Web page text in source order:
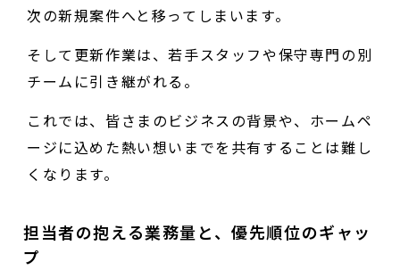
次の新規案件へと移ってしまいます。
そして更新作業は、若手スタッフや保守専門の別
チームに引き継がれる。
これでは、皆さまのビジネスの背景や、ホームペ
ージに込めた熱い想いまでを共有することは難し
くなります。
担当者の抱える業務量と、優先順位のギャッ
プ